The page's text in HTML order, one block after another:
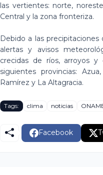
las vertientes: norte,
Central y la zona fronteriza.
Debido a las precipitaciones
alertas y avisos
crecidas de ríos, arroyos y
siguientes provincias:
Ramírez y La Altagracia.
Tags: clima noticias
Facebook